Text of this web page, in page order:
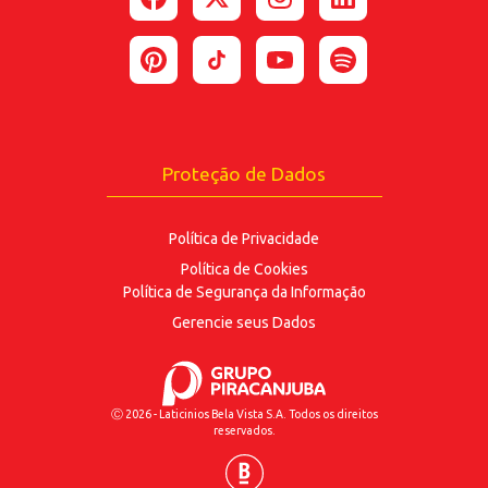
fornecidos para as finalidadesaqui descritas.
ENVIAR
Proteção de Dados
Política de Privacidade
Política de Cookies
Política de Segurança da Informação
Gerencie seus Dados
Ⓒ 2026 - Laticinios Bela Vista S.A. Todos os direitos
reservados.